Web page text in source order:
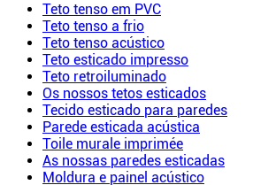
Teto tenso em PVC
Teto tenso a frio
Teto tenso acústico
Teto esticado impresso
Teto retroiluminado
Os nossos tetos esticados
Tecido esticado para paredes
Parede esticada acústica
Toile murale imprimée
As nossas paredes esticadas
Moldura e painel acústico